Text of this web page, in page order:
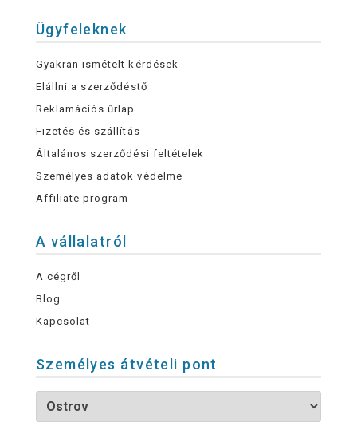
Ügyfeleknek
Gyakran ismételt kérdések
Elállni a szerződéstő
Reklamációs űrlap
Fizetés és szállítás
Általános szerződési feltételek
Személyes adatok védelme
Affiliate program
A vállalatról
A cégről
Blog
Kapcsolat
Személyes átvételi pont